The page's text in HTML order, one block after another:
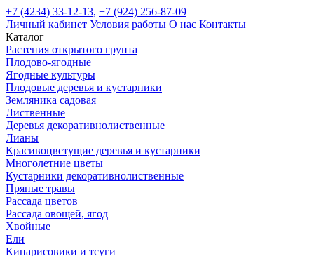
+7 (4234) 33-12-13, +7 (924) 256-87-09
Личный кабинет Условия работы О нас Контакты
Каталог
Растения открытого грунта
Плодово-ягодные
Ягодные культуры
Плодовые деревья и кустарники
Земляника садовая
Лиственные
Деревья декоративнолиственные
Лианы
Красивоцветущие деревья и кустарники
Многолетние цветы
Кустарники декоративнолиственные
Пряные травы
Рассада цветов
Рассада овощей, ягод
Хвойные
Ели
Кипарисовики и тсуги